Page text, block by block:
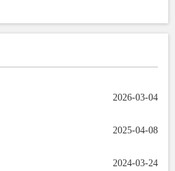
2026-03-04
2025-04-08
2024-03-24